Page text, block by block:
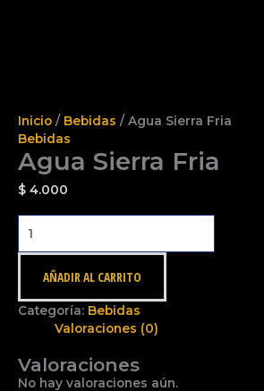
Inicio / Bebidas / Agua Sierra Fria
Bebidas
Agua Sierra Fria
$ 4.000
AÑADIR AL CARRITO
Categoría: Bebidas
Valoraciones (0)
Valoraciones
No hay valoraciones aún.